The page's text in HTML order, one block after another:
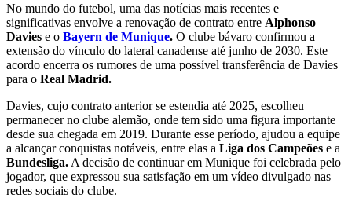
No mundo do futebol, uma das notícias mais recentes e
significativas envolve a renovação de contrato entre Alphonso
Davies e o Bayern de Munique. O clube bávaro confirmou a
extensão do vínculo do lateral canadense até junho de 2030. Este
acordo encerra os rumores de uma possível transferência de Davies
para o Real Madrid.
Davies, cujo contrato anterior se estendia até 2025, escolheu
permanecer no clube alemão, onde tem sido uma figura importante
desde sua chegada em 2019. Durante esse período, ajudou a equipe
a alcançar conquistas notáveis, entre elas a Liga dos Campeões e a
Bundesliga. A decisão de continuar em Munique foi celebrada pelo
jogador, que expressou sua satisfação em um vídeo divulgado nas
redes sociais do clube.